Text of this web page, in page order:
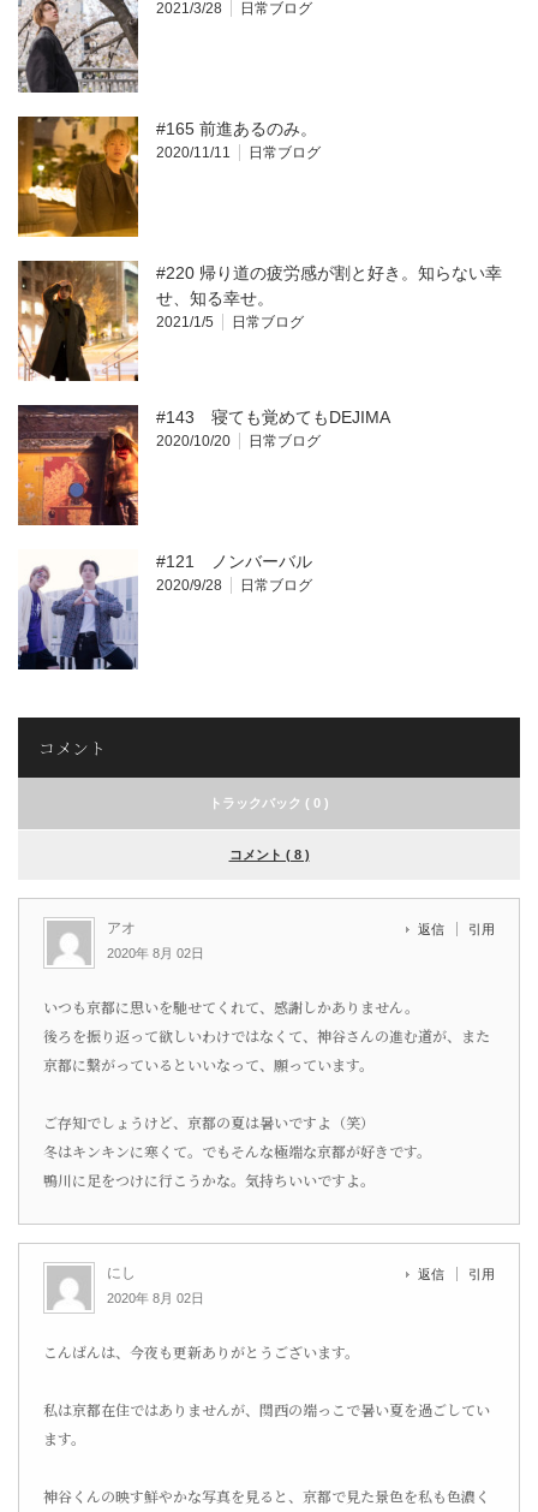
2021/3/28 日常ブログ
#165 前進あるのみ。
2020/11/11 日常ブログ
#220 帰り道の疲労感が割と好き。知らない幸
せ、知る幸せ。
2021/1/5 日常ブログ
#143 寝ても覚めてもDEJIMA
2020/10/20 日常ブログ
#121 ノンバーバル
2020/9/28 日常ブログ
コメント
トラックバック ( 0 )
コメント ( 8 )
アオ
2020年 8月 02日
返信 引用
いつも京都に思いを馳せてくれて、感謝しかありません。
後ろを振り返って欲しいわけではなくて、神谷さんの進む道が、また
京都に繋がっているといいなって、願っています。
ご存知でしょうけど、京都の夏は暑いですよ（笑）
冬はキンキンに寒くて。でもそんな極端な京都が好きです。
鴨川に足をつけに行こうかな。気持ちいいですよ。
にし
2020年 8月 02日
返信 引用
こんばんは、今夜も更新ありがとうございます。
私は京都在住ではありませんが、関西の端っこで暑い夏を過ごしてい
ます。
神谷くんの映す鮮やかな写真を見ると、京都で見た景色を私も色濃く